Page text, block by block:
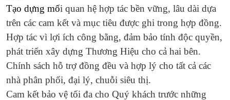
Tạo dựng mối quan hệ hợp tác bền vững, lâu dài dựa
trên các cam kết và mục tiêu được ghi trong hợp đồng.
Hợp tác vì lợi ích công bằng, đảm bảo tính độc quyền,
phát triển xây dựng Thương Hiệu cho cả hai bên.
Chính sách hỗ trợ đồng đều và hợp lý cho tất cả các
nhà phân phối, đại lý, chuỗi siêu thị.
Cam kết bảo vệ tối đa cho Quý khách trước những